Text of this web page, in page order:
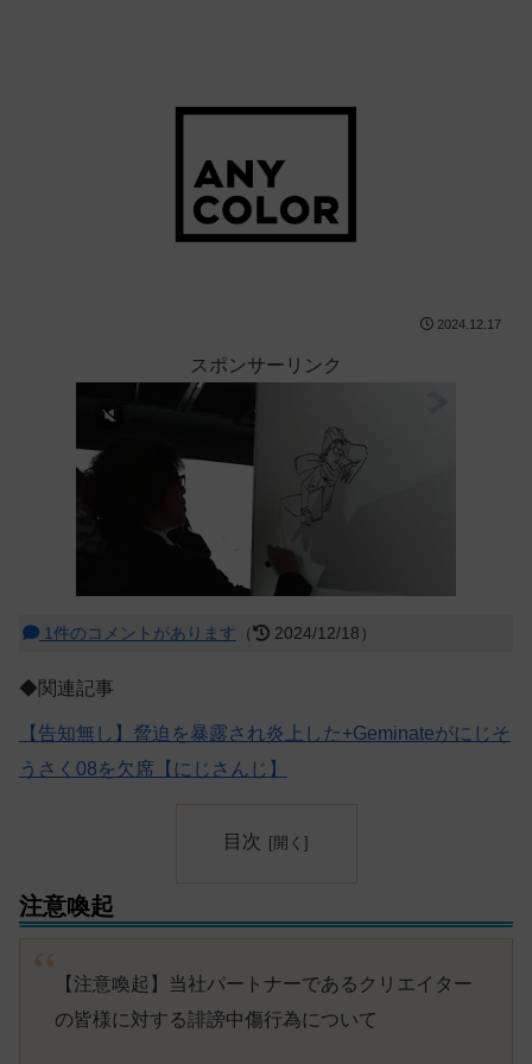
2024.12.17
スポンサーリンク
1件のコメントがあります （ 2024/12/18）
◆関連記事
【告知無し】脅迫を暴露され炎上した+Geminateがにじそ
うさく08を欠席【にじさんじ】
目次
注意喚起
【注意喚起】当社パートナーであるクリエイター
の皆様に対する誹謗中傷行為について